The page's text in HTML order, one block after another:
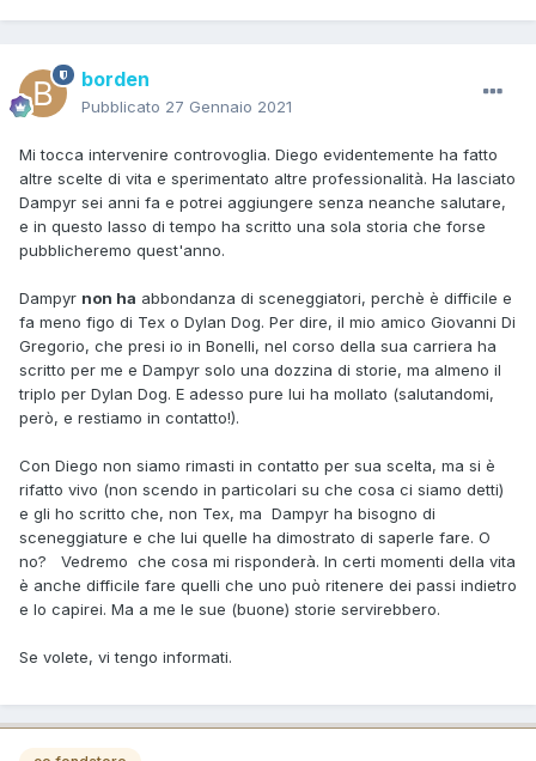
borden
Pubblicato 27 Gennaio 2021
Mi tocca intervenire controvoglia. Diego evidentemente ha fatto
altre scelte di vita e sperimentato altre professionalità. Ha lasciato
Dampyr sei anni fa e potrei aggiungere senza neanche salutare,
e in questo lasso di tempo ha scritto una sola storia che forse
pubblicheremo quest'anno.
Dampyr non ha abbondanza di sceneggiatori, perchè è difficile e
fa meno figo di Tex o Dylan Dog. Per dire, il mio amico Giovanni Di
Gregorio, che presi io in Bonelli, nel corso della sua carriera ha
scritto per me e Dampyr solo una dozzina di storie, ma almeno il
triplo per Dylan Dog. E adesso pure lui ha mollato (salutandomi,
però, e restiamo in contatto!).
Con Diego non siamo rimasti in contatto per sua scelta, ma si è
rifatto vivo (non scendo in particolari su che cosa ci siamo detti)
e gli ho scritto che, non Tex, ma Dampyr ha bisogno di
sceneggiature e che lui quelle ha dimostrato di saperle fare. O
no? Vedremo che cosa mi risponderà. In certi momenti della vita
è anche difficile fare quelli che uno può ritenere dei passi indietro
e lo capirei. Ma a me le sue (buone) storie servirebbero.
Se volete, vi tengo informati.